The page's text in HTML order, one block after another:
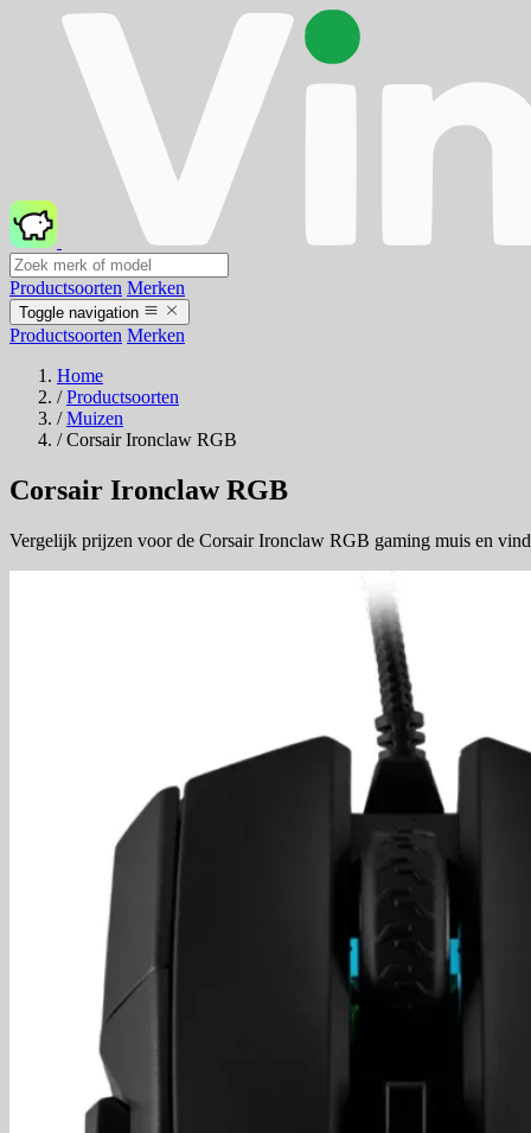
Productsoorten Merken
Toggle navigation
Productsoorten Merken
Home
/ Productsoorten
/ Muizen
/ Corsair Ironclaw RGB
Corsair Ironclaw RGB
Vergelijk prijzen voor de Corsair Ironclaw RGB gaming muis en